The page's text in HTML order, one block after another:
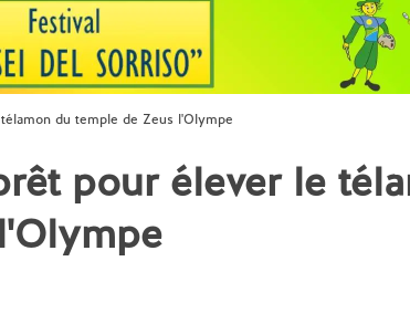
du temple de Zeus l'Olympe
pour élever le